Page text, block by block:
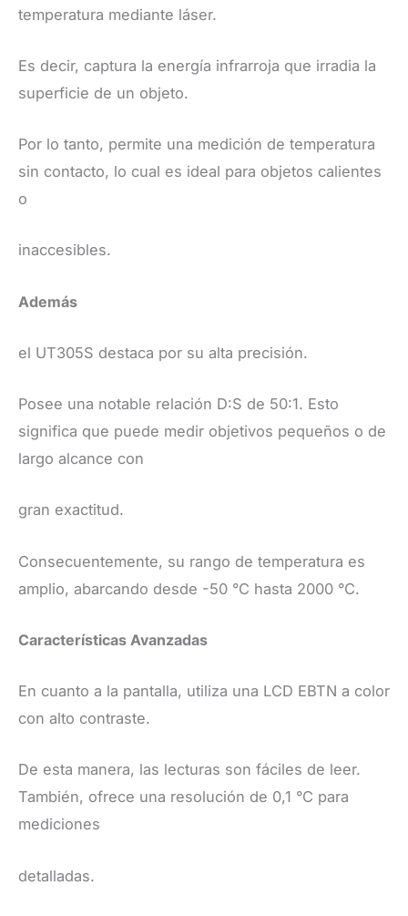
temperatura mediante láser.
Es decir, captura la energía infrarroja que irradia la
superficie de un objeto.
Por lo tanto, permite una medición de temperatura
sin contacto, lo cual es ideal para objetos calientes
o
inaccesibles.
​Además
el UT305S destaca por su alta precisión.
Posee una notable relación D:S de 50:1. Esto
significa que puede medir objetivos pequeños o de
largo alcance con
gran exactitud.
Consecuentemente, su rango de temperatura es
amplio, abarcando desde -50 °C hasta 2000 °C.
Características Avanzadas
​En cuanto a la pantalla, utiliza una LCD EBTN a color
con alto contraste.
De esta manera, las lecturas son fáciles de leer.
También, ofrece una resolución de 0,1 °C para
mediciones
detalladas.